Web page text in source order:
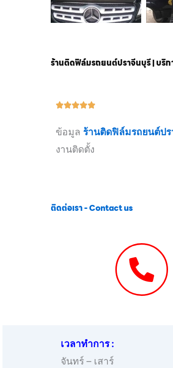
ร้านติดฟิล์มรถยนต์ปราจีนบุรี | บริ
ข้อมูล ร้านติดฟิล์มรถยนต์ป
งานติดตั้ง
ติดต่อเรา - Contact us
เวลาทำการ :
จันทร์ – เสาร์